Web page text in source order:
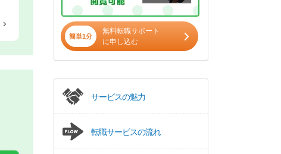
簡単1分
無料転職サポート
に申し込む
サービスの魅力
転職サービスの流れ